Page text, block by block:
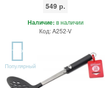
549 р.
Наличие: в наличии
Код: A252-V
TOP
Популярный